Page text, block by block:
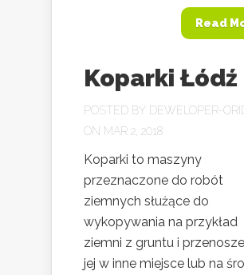
Read
Koparki Łódź
POSTED BY DEWELOPER-
ON MAR 2, 2018
Koparki to maszyny
przeznaczone do robót
ziemnych służące do
wykopywania na przykład
ziemni z gruntu i
jej w inne miejsce lub na